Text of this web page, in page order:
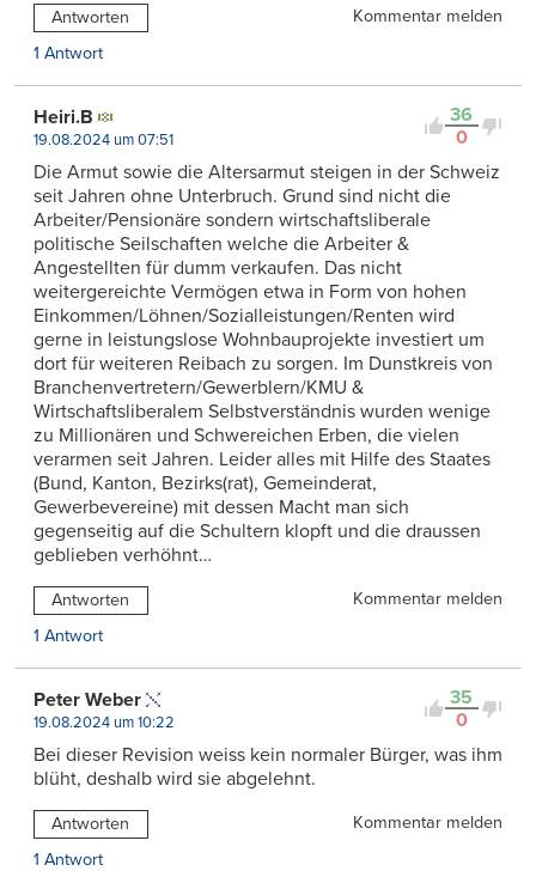
Antworten
Kommentar melden
1 Antwort
36
0
Heiri.B
19.08.2024 um 07:51
Die Armut sowie die Altersarmut steigen in der Schweiz
seit Jahren ohne Unterbruch. Grund sind nicht die
Arbeiter/Pensionäre sondern wirtschaftsliberale
politische Seilschaften welche die Arbeiter &
Angestellten für dumm verkaufen. Das nicht
weitergereichte Vermögen etwa in Form von hohen
Einkommen/Löhnen/Sozialleistungen/Renten wird
gerne in leistungslose Wohnbauprojekte investiert um
dort für weiteren Reibach zu sorgen. Im Dunstkreis von
Branchenvertretern/Gewerblern/KMU &
Wirtschaftsliberalem Selbstverständnis wurden wenige
zu Millionären und Schwereichen Erben, die vielen
verarmen seit Jahren. Leider alles mit Hilfe des Staates
(Bund, Kanton, Bezirks(rat), Gemeinderat,
Gewerbevereine) mit dessen Macht man sich
gegenseitig auf die Schultern klopft und die draussen
geblieben verhöhnt…
Antworten
Kommentar melden
1 Antwort
35
0
Peter Weber
19.08.2024 um 10:22
Bei dieser Revision weiss kein normaler Bürger, was ihm
blüht, deshalb wird sie abgelehnt.
Antworten
Kommentar melden
1 Antwort